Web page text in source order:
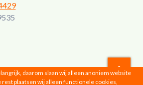
daarom slaan wij alleen anoniem website
rest plaatsen wij alleen functionele cookies,